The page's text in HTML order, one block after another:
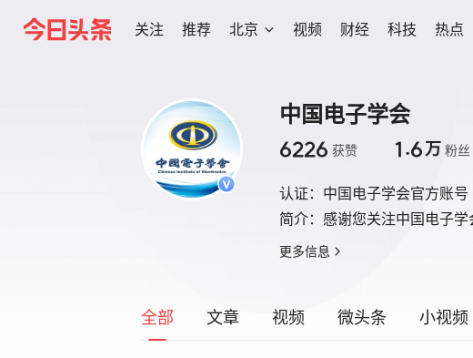
关注 推荐 北京 视频 财经 科技 热点
中国电子学会
6226 获赞 1.6万 粉丝
认证： 中国电子学会官方账号
简介： 感谢您关注中国电子学
更多信息
全部 文章 视频 微头条 小视频